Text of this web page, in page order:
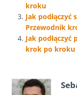
kroku
Jak
Przewodnik
Jak
krok po kroku